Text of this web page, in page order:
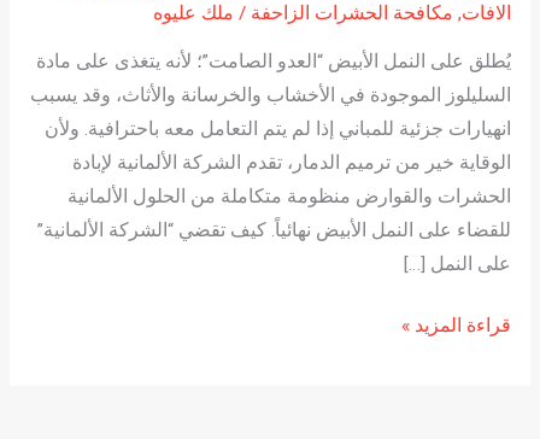
الافات, مكافحة الحشرات الزاحفة / ملك عليوه
يُطلق على النمل الأبيض “العدو الصامت”؛ لأنه يتغذى على مادة
السليلوز الموجودة في الأخشاب والخرسانة والأثاث، وقد يسبب
انهيارات جزئية للمباني إذا لم يتم التعامل معه باحترافية. ولأن
الوقاية خير من ترميم الدمار، تقدم الشركة الألمانية لإبادة
الحشرات والقوارض منظومة متكاملة من الحلول الألمانية
للقضاء على النمل الأبيض نهائياً. كيف تقضي “الشركة الألمانية”
على النمل […]
قراءة المزيد »